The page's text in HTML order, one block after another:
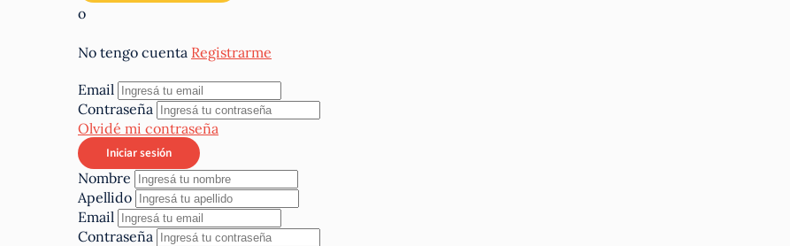
o
No tengo cuenta Registrarme
Email
Contraseña
Olvidé mi contraseña
Nombre
Apellido
Email
Contraseña